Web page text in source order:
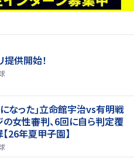
供開始！
なった｣立命館宇治vs有明戦
女性審判、6回に自ら判定覆
26年夏甲子園】